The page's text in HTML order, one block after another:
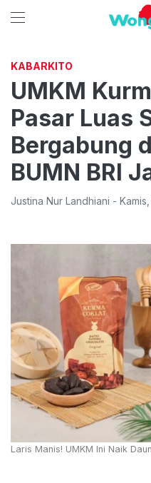
KABARKITO
UMKM
Pasar Luas
Bergabung
BUMN BRI
Justina Nur Landhiani - Kamis
Laris Manis! UMKM Ini Naik